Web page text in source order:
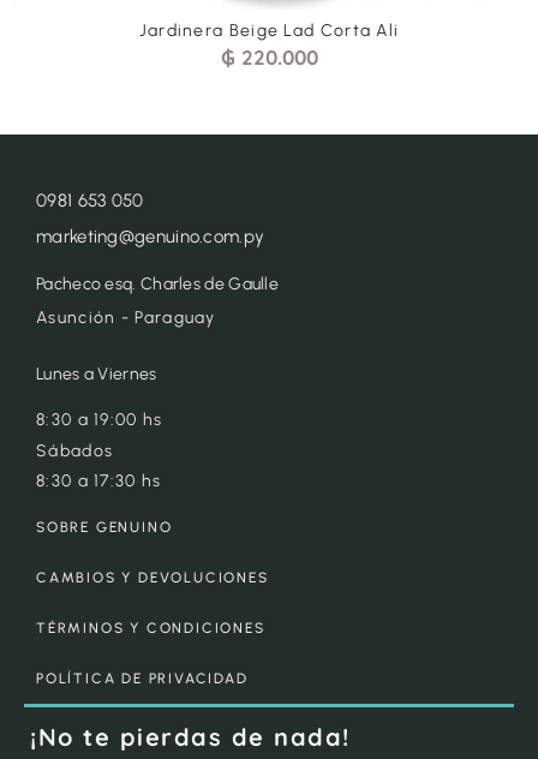
Beige Lad Corta Ali
0981 653 050
marketing@genuino.com.py
Pacheco esq. Charles de Gaulle
Asunción - Paraguay
Lunes a Viernes
8:30 a 19:00 hs
Sábados
8:30 a 17:30 hs
SOBRE GENUINO
CAMBIOS Y DEVOLUCIONES
TÉRMINOS Y CONDICIONES
POLÍTICA DE PRIVACIDAD
¡No te pierdas de nada!